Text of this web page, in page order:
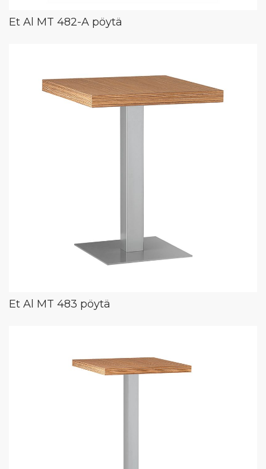
Et Al MT 482-A pöytä
Et Al MT 483 pöytä